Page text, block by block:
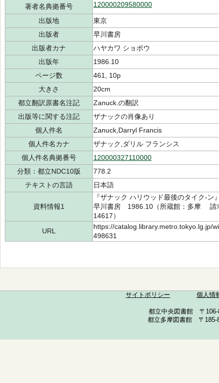
著者名典拠番号
120000209580000
出版地
東京
出版者
早川書房
出版者カナ
ハヤカワ ショボウ
出版年
1986.10
ページ数
461, 10p
大きさ
20cm
都立翻訳原書名注記
Zanuck.の翻訳
出版等に関する注記
ザナックの肖像あり
個人件名
Zanuck,Darryl Francis
個人件名カナ
ザナック,ダリル フランシス
個人件名典拠番号
120000327110000
分類：都立NDC10版
778.2
テキストの言語
日本語
資料情報1
『ザナック ハリウッド最後のタイク
早川書房 1986.10（所蔵館：多摩 請
14617）
URL
https://catalog.library.metro.tokyo.lg.jp/
498631
サイトポリシー 個人情
都立中央図書館 〒
都立多摩図書館 〒185-